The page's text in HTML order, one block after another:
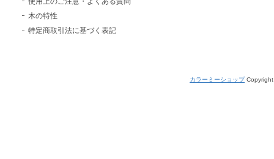
木の特性
特定商取引法に基づく表記
カラーミーショップ